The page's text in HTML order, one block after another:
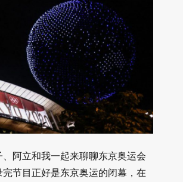
阿立和我一起来聊聊东京奥运会
节目正好是东京奥运的闭幕，在